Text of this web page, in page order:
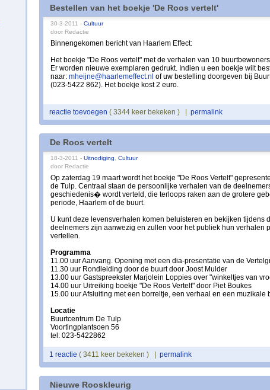
Bestellen van het boekje 'De Roos vertelt'
30-3-2011 - Cultuur
door Redactie
Binnengekomen bericht van Haarlem Effect:
Het boekje "De Roos vertelt" met de verhalen van 10
Er worden nieuwe exemplaren gedrukt. Indien u een boekje wilt
naar: mheijne@haarlemeffect.nl of uw bestelling doorgeven bij
(023-5422 862). Het boekje kost 2 euro.
reactie toevoegen ( 3344 keer bekeken ) | permalink
De Roos vertelt
18-3-2011 - Uitnodiging
Cultuur
door Redactie
Op zaterdag 19 maart wordt het boekje "De Roos Vertelt"
de Tulp. Centraal staan de persoonlijke verhalen van de
geschiedenis� wordt verteld, die terloops raken aan de grotere
periode, Haarlem of de buurt.
U kunt deze levensverhalen komen beluisteren en bekijken tijdens
deelnemers zijn aanwezig en zullen voor het publiek hun verhalen
vertellen.
Programma
11.00 uur Aanvang. Opening met een dia-presentatie van de
11.30 uur Rondleiding door de buurt door Joost Mulder
13.00 uur Gastspreekster Marjolein Loppies over "winkeltjes van
14.00 uur Uitreiking boekje "De Roos Vertelt" door Piet Boukes
15.00 uur Afsluiting met een borreltje, een verhaal en een muzikale
Locatie
Buurtcentrum De Tulp
Voortingplantsoen 56
tel: 023-5422862
1 reactie ( 3411 keer bekeken ) | permalink
Nieuwe Rooskleurig